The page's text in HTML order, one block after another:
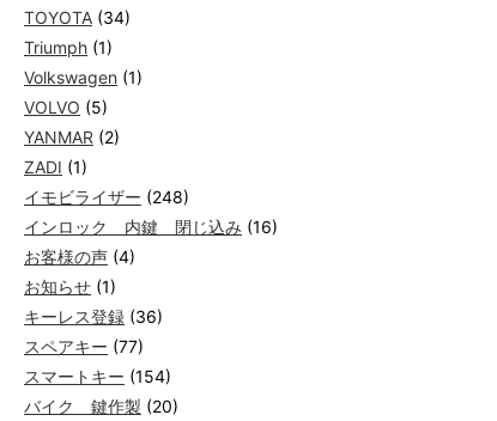
TOYOTA (34)
Triumph (1)
Volkswagen (1)
VOLVO (5)
YANMAR (2)
ZADI (1)
イモビライザー (248)
インロック 内鍵 閉じ込み (16)
お客様の声 (4)
お知らせ (1)
キーレス登録 (36)
スペアキー (77)
スマートキー (154)
バイク 鍵作製 (20)